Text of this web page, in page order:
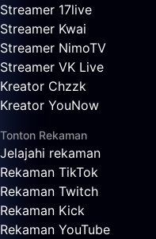
Streamer 17live
Streamer Kwai
Streamer NimoTV
Streamer VK Live
Kreator Chzzk
Kreator YouNow
Tonton Rekaman
Jelajahi rekaman
Rekaman TikTok
Rekaman Twitch
Rekaman Kick
Rekaman YouTube